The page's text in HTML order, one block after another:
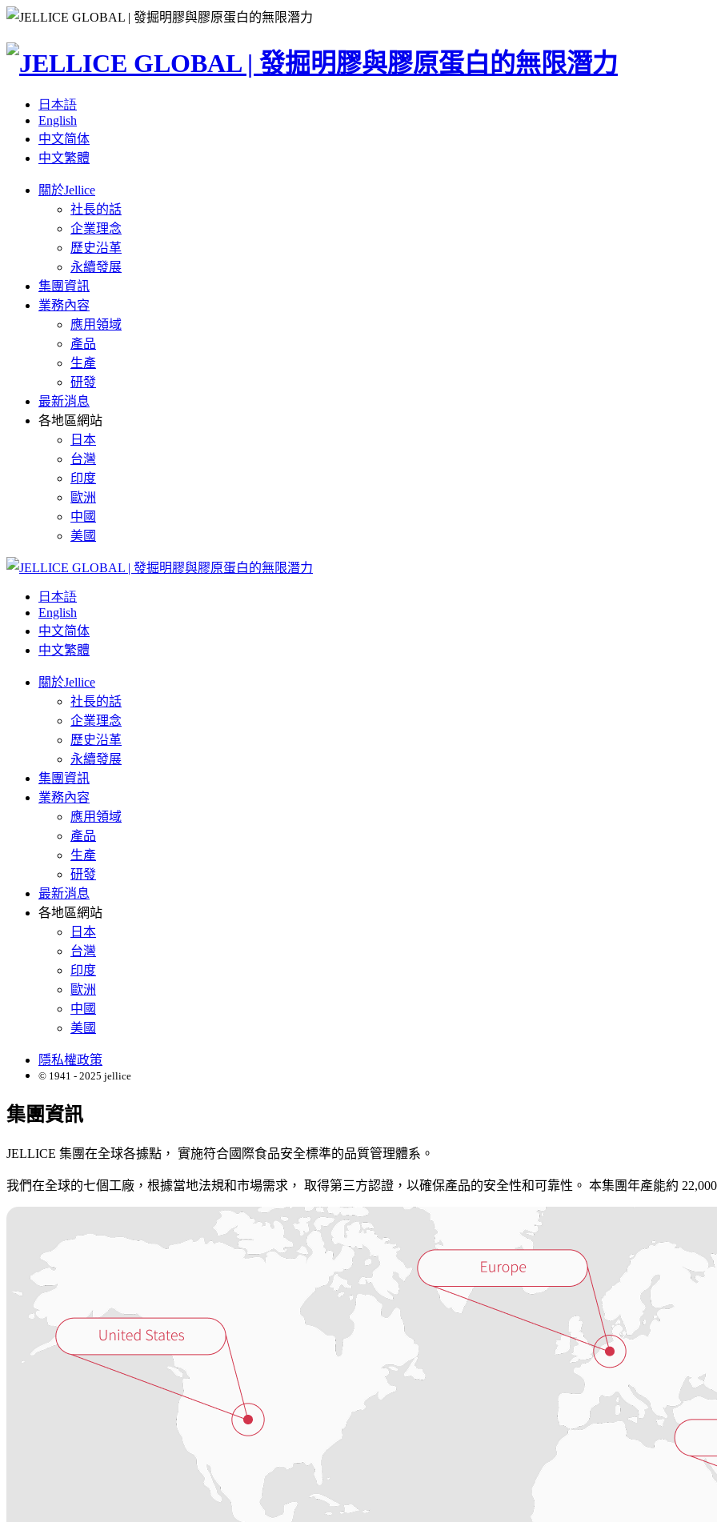
日本語
English
中文简体
中文繁體
關於Jellice
社長的話
企業理念
歷史沿革
永續發展
集團資訊
業務內容
應用領域
產品
生產
研發
最新消息
各地區網站
日本
台灣
印度
歐洲
中國
美國
日本語
English
中文简体
中文繁體
關於Jellice
社長的話
企業理念
歷史沿革
永續發展
集團資訊
業務內容
應用領域
產品
生產
研發
最新消息
各地區網站
日本
台灣
印度
歐洲
中國
美國
隱私權政策
© 1941 - 2025 jellice
集團資訊
JELLICE 集團在全球各據點， 實施符合國際食品安全標準的品質管理體系。
我們在全球的七個工廠，根據當地法規和市場需求， 取得第三方認證，以確保產品的安全性和可靠性。 本集團年產能約